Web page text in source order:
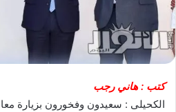
كتب : هاني رجب
الكحيلى : سعيدون وفخورون بزيارة